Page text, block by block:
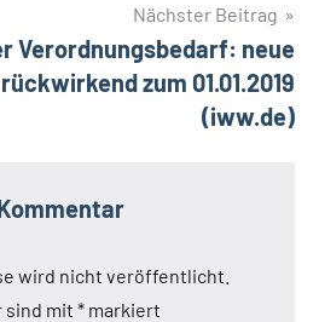
Nächster Beitrag
Verordnungsbedarf: neue
zum 01.01.2019
(iww.de)
wird nicht veröffentlicht.
sind mit * markiert